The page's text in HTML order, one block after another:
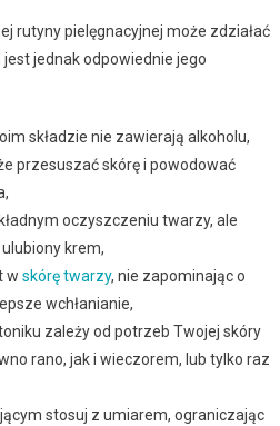
rutyny pielęgnacyjnej może zdziałać
jednak odpowiednie jego
składzie nie zawierają alkoholu,
przesuszać skórę i powodować
oczyszczeniu twarzy, ale
krem,
w skórę twarzy, nie zapominając o
wchłanianie,
zależy od potrzeb Twojej skóry
rano, jak i wieczorem, lub tylko raz
stosuj z umiarem, ograniczając